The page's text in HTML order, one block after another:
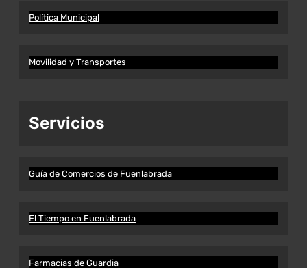
Política Municipal
Movilidad y Transportes
Servicios
Guía de Comercios de Fuenlabrada
El Tiempo en Fuenlabrada
Farmacias de Guardia